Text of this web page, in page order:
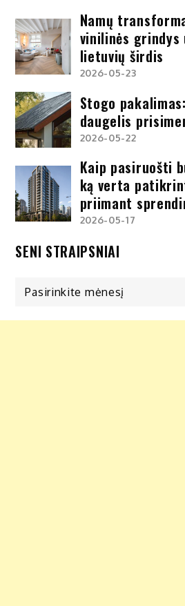
Namų
vinilinės grindys
lietuvių širdis
2026-05-23
Stogo
daugelis
2026-05-22
Kaip pasiruošti
ką verta
priimant
2026-05-17
SENI STRAIPSNIAI